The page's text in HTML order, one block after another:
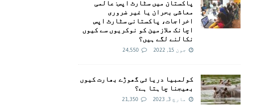
پاکستان میں سٹارٹ اپس: عالمی
معاشی بحران یا غیر ضروری
اخراجات، پاکستانی سٹارٹ اپس
اچانک ملازمین کو نوکریوں سے کیوں
نکالنے لگے ہیں؟
جون 15, 2022 24,550
کولمبیا دریائی گھوڑے بھارت کیوں
بھیجنا چاہتا ہے؟
مارچ 3, 2023 21,350